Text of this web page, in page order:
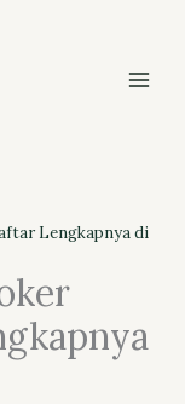
Lengkapnya di